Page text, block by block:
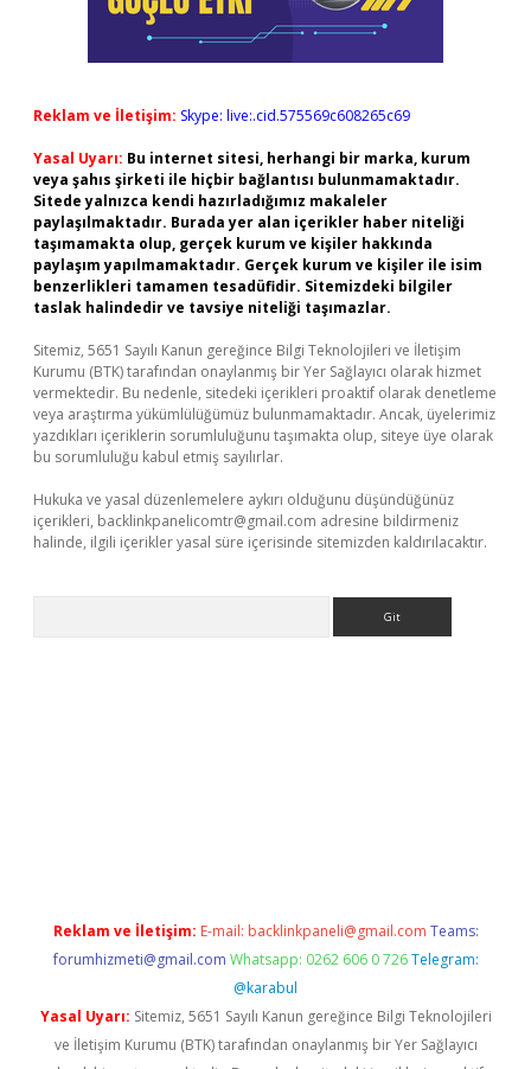
Reklam ve İletişim: Skype: live:.cid.575569c608265c69
Yasal Uyarı: Bu internet sitesi, herhangi bir marka, kurum
veya şahıs şirketi ile hiçbir bağlantısı bulunmamaktadır.
Sitede yalnızca kendi hazırladığımız makaleler
paylaşılmaktadır. Burada yer alan içerikler haber niteliği
taşımamakta olup, gerçek kurum ve kişiler hakkında
paylaşım yapılmamaktadır. Gerçek kurum ve kişiler ile isim
benzerlikleri tamamen tesadüfidir. Sitemizdeki bilgiler
taslak halindedir ve tavsiye niteliği taşımazlar.
Sitemiz, 5651 Sayılı Kanun gereğince Bilgi Teknolojileri ve İletişim
Kurumu (BTK) tarafından onaylanmış bir Yer Sağlayıcı olarak hizmet
vermektedir. Bu nedenle, sitedeki içerikleri proaktif olarak denetleme
veya araştırma yükümlülüğümüz bulunmamaktadır. Ancak, üyelerimiz
yazdıkları içeriklerin sorumluluğunu taşımakta olup, siteye üye olarak
bu sorumluluğu kabul etmiş sayılırlar.
Hukuka ve yasal düzenlemelere aykırı olduğunu düşündüğünüz
içerikleri, backlinkpanelicomtr@gmail.com adresine bildirmeniz
halinde, ilgili içerikler yasal süre içerisinde sitemizden kaldırılacaktır.
Reklam ve İletişim: E-mail: backlinkpaneli@gmail.com Teams:
forumhizmeti@gmail.com Whatsapp: 0262 606 0 726 Telegram:
@karabul
Yasal Uyarı: Sitemiz, 5651 Sayılı Kanun gereğince Bilgi Teknolojileri
ve İletişim Kurumu (BTK) tarafından onaylanmış bir Yer Sağlayıcı